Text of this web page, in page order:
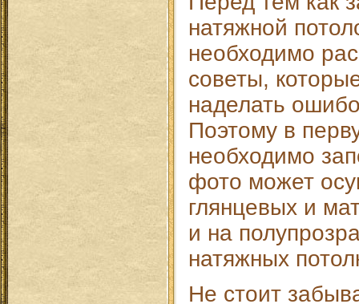
натяжной
необходимо
советы,
наделать
Поэтому в
необходимо
фото может
глянцевых и
и на
натяжных
Не стоит